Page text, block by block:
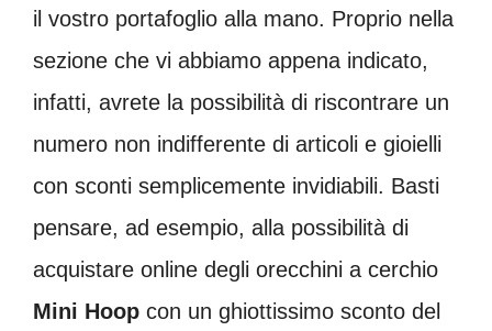
il vostro portafoglio alla mano. Proprio nella
sezione che vi abbiamo appena indicato,
infatti, avrete la possibilità di riscontrare un
numero non indifferente di articoli e gioielli
con sconti semplicemente invidiabili. Basti
pensare, ad esempio, alla possibilità di
acquistare online degli orecchini a cerchio
Mini Hoop con un ghiottissimo sconto del